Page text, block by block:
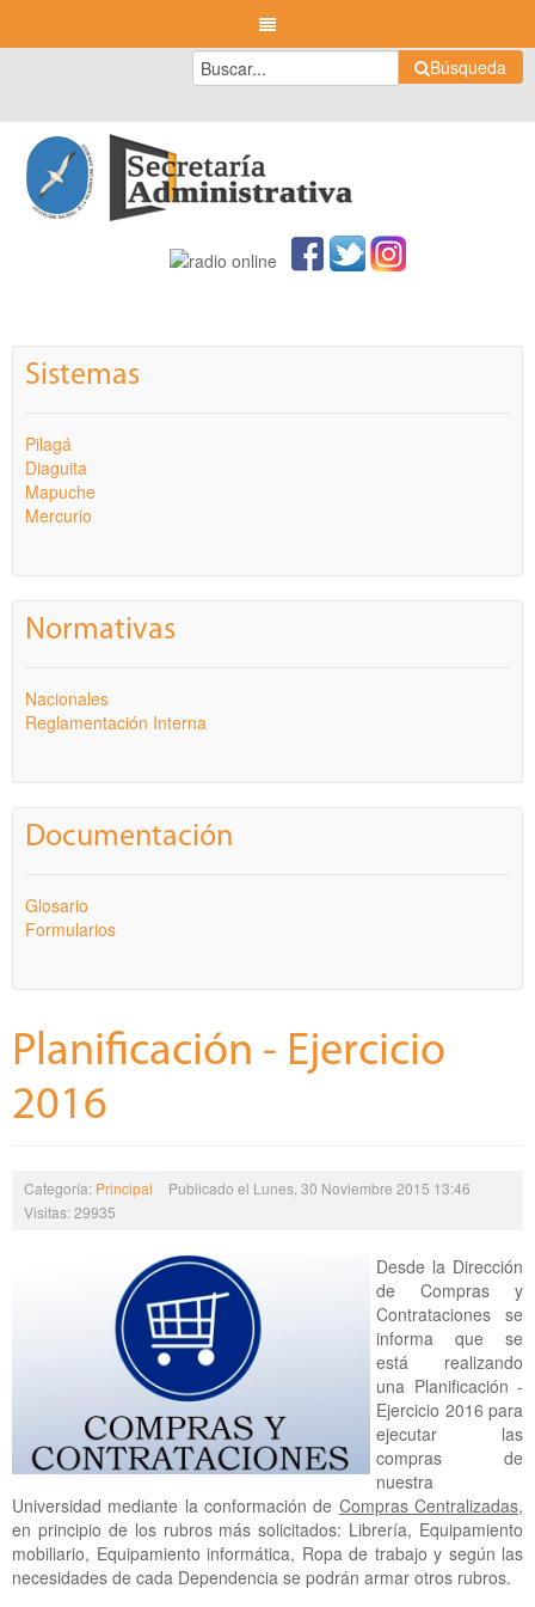
Búsqueda
Sistemas
Pilagá
Diaguita
Mapuche
Mercurio
Normativas
Nacionales
Reglamentación Interna
Documentación
Glosario
Formularios
Planificación - Ejercicio
2016
Categoría: Principal
Publicado el Lunes, 30 Noviembre 2015 13:46
Visitas: 29935
Desde la Dirección
de Compras y
Contrataciones se
informa que se
está realizando
una Planificación -
Ejercicio 2016 para
ejecutar las
compras de
nuestra
Universidad mediante la conformación de Compras Centralizadas,
en principio de los rubros más solicitados: Librería, Equipamiento
mobiliario, Equipamiento informática, Ropa de trabajo y según las
necesidades de cada Dependencia se podrán armar otros rubros.